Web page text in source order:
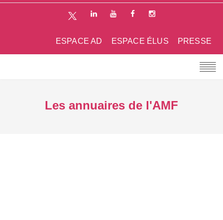
PRESSE
ESPACE ÉLUS
ESPACE AD
Les annuaires de l'AMF